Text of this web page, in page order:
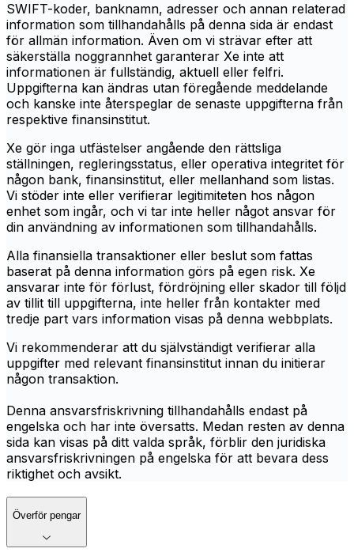
SWIFT-koder, banknamn, adresser och annan relaterad
information som tillhandahålls på denna sida är endast
för allmän information. Även om vi strävar efter att
säkerställa noggrannhet garanterar Xe inte att
informationen är fullständig, aktuell eller felfri.
Uppgifterna kan ändras utan föregående meddelande
och kanske inte återspeglar de senaste uppgifterna från
respektive finansinstitut.
Xe gör inga utfästelser angående den rättsliga
ställningen, regleringsstatus, eller operativa integritet för
någon bank, finansinstitut, eller mellanhand som listas.
Vi stöder inte eller verifierar legitimiteten hos någon
enhet som ingår, och vi tar inte heller något ansvar för
din användning av informationen som tillhandahålls.
Alla finansiella transaktioner eller beslut som fattas
baserat på denna information görs på egen risk. Xe
ansvarar inte för förlust, fördröjning eller skador till följd
av tillit till uppgifterna, inte heller från kontakter med
tredje part vars information visas på denna webbplats.
Vi rekommenderar att du självständigt verifierar alla
uppgifter med relevant finansinstitut innan du initierar
någon transaktion.
Denna ansvarsfriskrivning tillhandahålls endast på
engelska och har inte översatts. Medan resten av denna
sida kan visas på ditt valda språk, förblir den juridiska
ansvarsfriskrivningen på engelska för att bevara dess
riktighet och avsikt.
Överför pengar